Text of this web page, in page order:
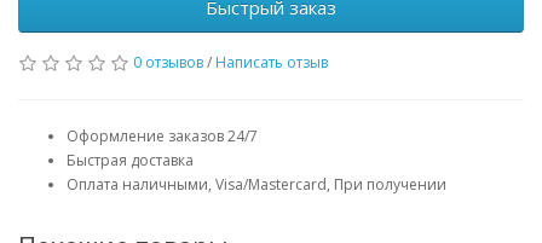
Быстрый заказ
0 отзывов/ Написать отзыв
Оформление заказов 24/7
Быстрая доставка
Оплата наличными, Visa/Mastercard, При получении